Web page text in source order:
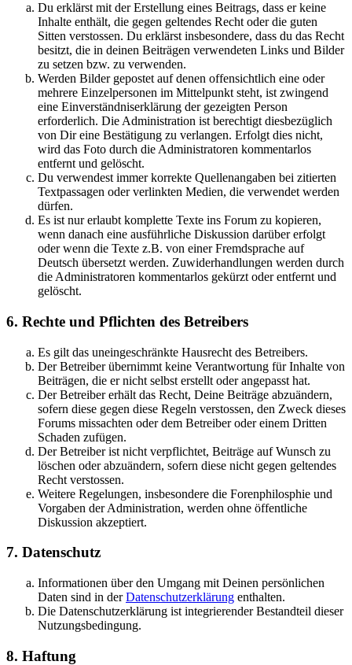
Du erklärst mit der Erstellung eines Beitrags, dass er keine
Inhalte enthält, die gegen geltendes Recht oder die guten
Sitten verstossen. Du erklärst insbesondere, dass du das Recht
besitzt, die in deinen Beiträgen verwendeten Links und Bilder
zu setzen bzw. zu verwenden.
Werden Bilder gepostet auf denen offensichtlich eine oder
mehrere Einzelpersonen im Mittelpunkt steht, ist zwingend
eine Einverständniserklärung der gezeigten Person
erforderlich. Die Administration ist berechtigt diesbezüglich
von Dir eine Bestätigung zu verlangen. Erfolgt dies nicht,
wird das Foto durch die Administratoren kommentarlos
entfernt und gelöscht.
Du verwendest immer korrekte Quellenangaben bei zitierten
Textpassagen oder verlinkten Medien, die verwendet werden
dürfen.
Es ist nur erlaubt komplette Texte ins Forum zu kopieren,
wenn danach eine ausführliche Diskussion darüber erfolgt
oder wenn die Texte z.B. von einer Fremdsprache auf
Deutsch übersetzt werden. Zuwiderhandlungen werden durch
die Administratoren kommentarlos gekürzt oder entfernt und
gelöscht.
6. Rechte und Pflichten des Betreibers
Es gilt das uneingeschränkte Hausrecht des Betreibers.
Der Betreiber übernimmt keine Verantwortung für Inhalte von
Beiträgen, die er nicht selbst erstellt oder angepasst hat.
Der Betreiber erhält das Recht, Deine Beiträge abzuändern,
sofern diese gegen diese Regeln verstossen, den Zweck dieses
Forums missachten oder dem Betreiber oder einem Dritten
Schaden zufügen.
Der Betreiber ist nicht verpflichtet, Beiträge auf Wunsch zu
löschen oder abzuändern, sofern diese nicht gegen geltendes
Recht verstossen.
Weitere Regelungen, insbesondere die Forenphilosphie und
Vorgaben der Administration, werden ohne öffentliche
Diskussion akzeptiert.
7. Datenschutz
Informationen über den Umgang mit Deinen persönlichen
Daten sind in derDatenschutzerklärung enthalten.
Die Datenschutzerklärung ist integrierender Bestandteil dieser
Nutzungsbedingung.
8. Haftung